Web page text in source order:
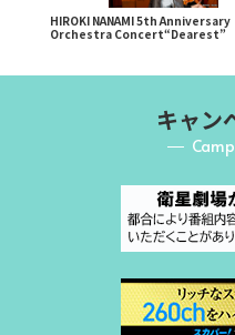
HIROKI NANAMI 5th Anniversary
Orchestra Concert“Dearest”
キャン